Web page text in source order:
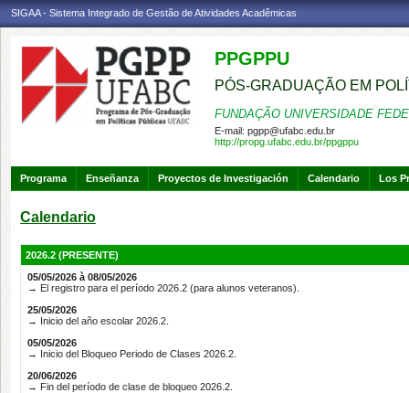
SIGAA - Sistema Integrado de Gestão de Atividades Acadêmicas
PPGPPU
PÓS-GRADUAÇÃO EM
FUNDAÇÃO UNIVERSIDADE
E-mail: pgpp@ufabc.edu.br
http://propg.ufabc.edu.br/ppgppu
Programa Enseñanza Proyectos de Investigación Calendario Los
Calendario
2026.2 (PRESENTE)
05/05/2026 à 08/05/2026
→ El registro para el período 2026.2 (para alunos veteranos).
25/05/2026
→ Inicio del año escolar 2026.2.
05/05/2026
→ Inicio del Bloqueo Periodo de Clases 2026.2.
20/06/2026
→ Fin del período de clase de bloqueo 2026.2.